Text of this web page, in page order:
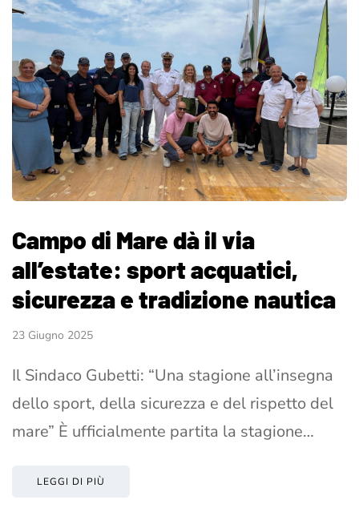
Campo di Mare dà il via
all’estate: sport acquatici,
sicurezza e tradizione nautica
23 Giugno 2025
Il Sindaco Gubetti: “Una stagione all’insegna
dello sport, della sicurezza e del rispetto del
mare” È ufficialmente partita la stagione…
LEGGI DI PIÙ